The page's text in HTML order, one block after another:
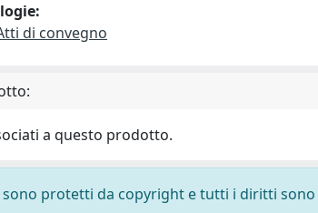
di convegno
a questo prodotto.
sono protetti da copyright e tutti i diritti